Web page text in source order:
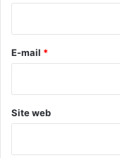
e
E-mail *
Site web